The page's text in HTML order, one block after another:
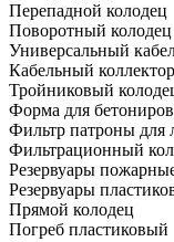
Перепадной колодец
Поворотный колодец
Универсальный
Кабельный коллектор
Тройниковый
Форма для
Фильтр патроны для
Фильтрационный
Резервуары
Резервуары
Прямой колодец
Погреб пластиковый